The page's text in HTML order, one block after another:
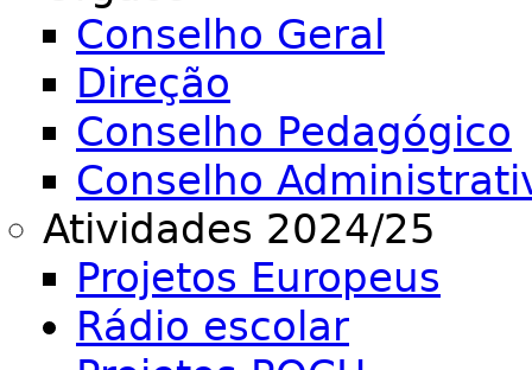
Conselho Geral
Direção
Conselho Pedagógico
Conselho
Atividades 2024/25
Projetos Europeus
Rádio escolar